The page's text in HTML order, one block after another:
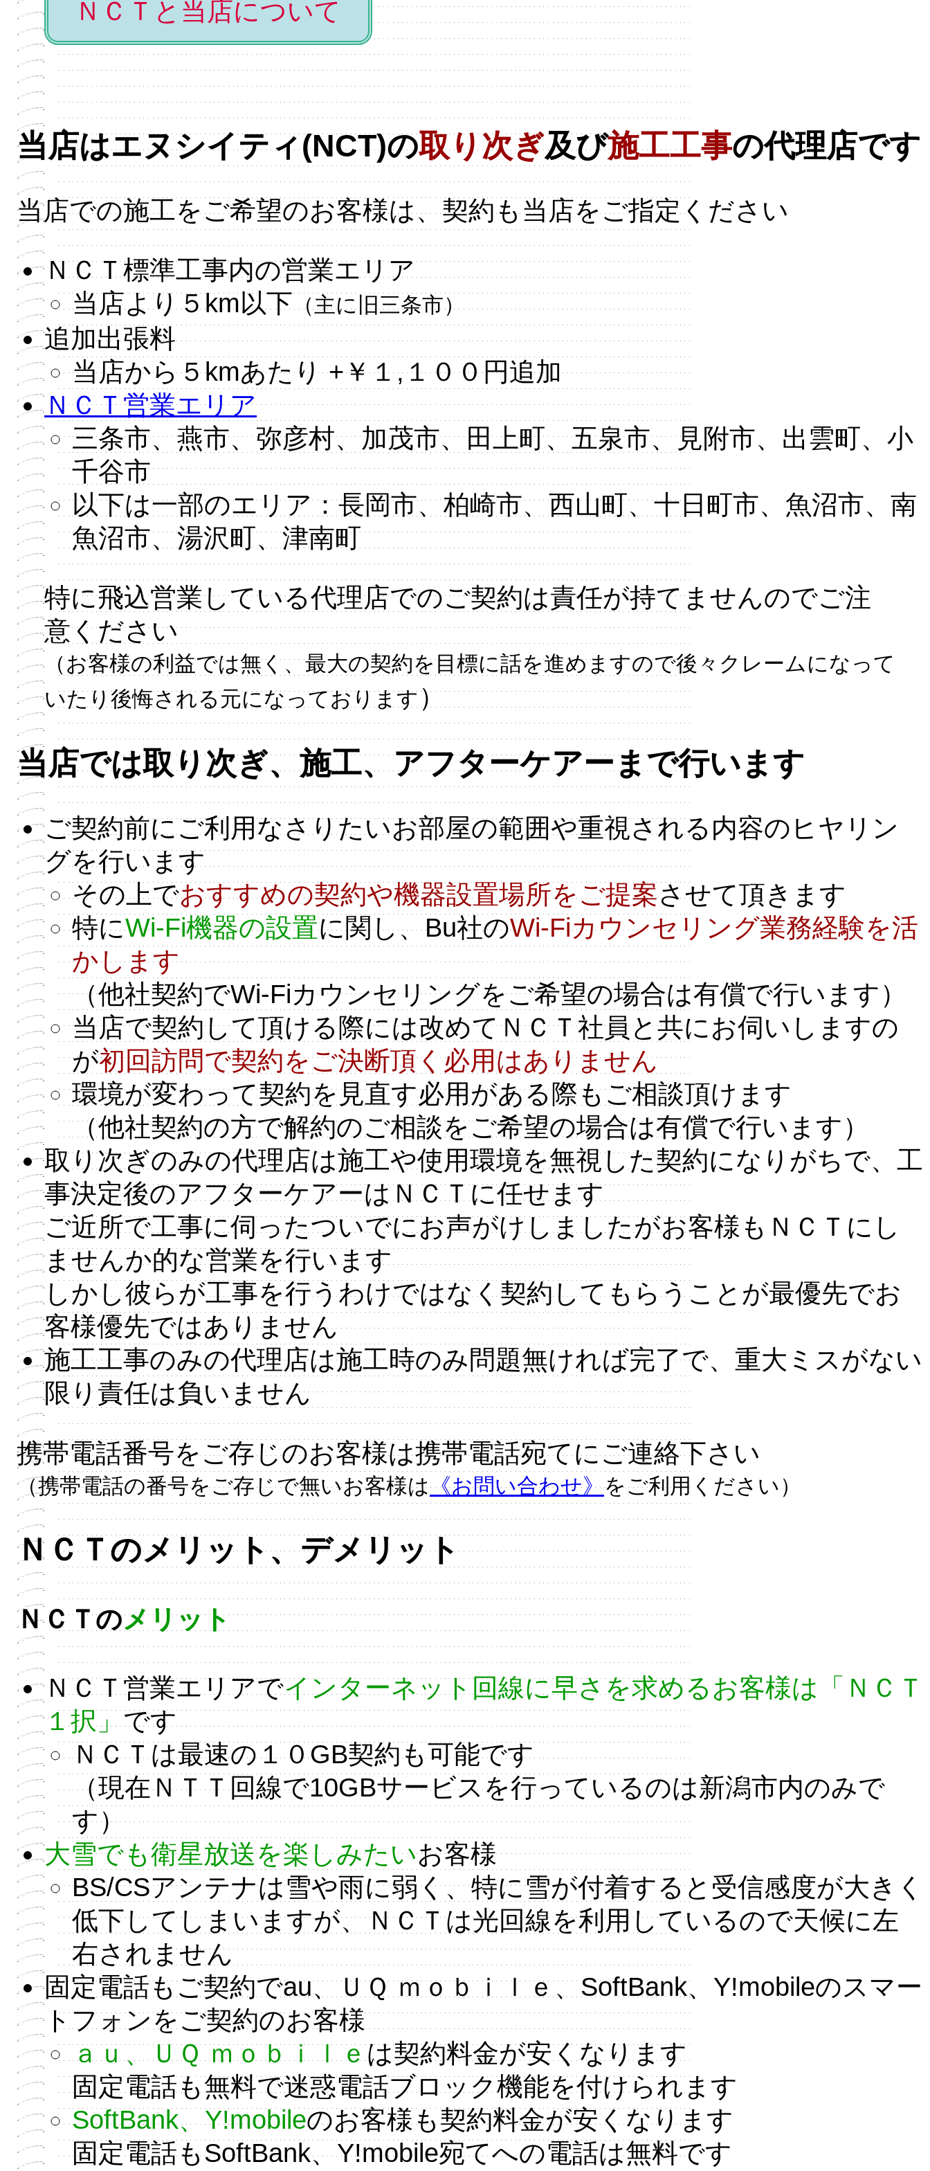
ＮＣＴと当店について
当店はエヌシイティ(NCT)の取り次ぎ及び施工工事の代理店です
当店での施工をご希望のお客様は、契約も当店をご指定ください
ＮＣＴ標準工事内の営業エリア
当店より５km以下（主に旧三条市）
追加出張料
当店から５kmあたり +￥１,１００円追加
ＮＣＴ営業エリア
三条市、燕市、弥彦村、加茂市、田上町、五泉市、見附市、出雲町、小
千谷市
以下は一部のエリア：長岡市、柏崎市、西山町、十日町市、魚沼市、南
魚沼市、湯沢町、津南町
特に飛込営業している代理店でのご契約は責任が持てませんのでご注
意ください
（お客様の利益では無く、最大の契約を目標に話を進めますので後々クレームになって
いたり後悔される元になっております）
当店では取り次ぎ、施工、アフターケアーまで行います
ご契約前にご利用なさりたいお部屋の範囲や重視される内容のヒヤリン
グを行います
その上でおすすめの契約や機器設置場所をご提案させて頂きます
特にWi-Fi機器の設置に関し、Bu社のWi-Fiカウンセリング業務経験を活
かします
（他社契約でWi-Fiカウンセリングをご希望の場合は有償で行います）
当店で契約して頂ける際には改めてＮＣＴ社員と共にお伺いしますの
が初回訪問で契約をご決断頂く必用はありません
環境が変わって契約を見直す必用がある際もご相談頂けます
（他社契約の方で解約のご相談をご希望の場合は有償で行います）
取り次ぎのみの代理店は施工や使用環境を無視した契約になりがちで、工
事決定後のアフターケアーはＮＣＴに任せます
ご近所で工事に伺ったついでにお声がけしましたがお客様もＮＣＴにし
ませんか的な営業を行います
しかし彼らが工事を行うわけではなく契約してもらうことが最優先でお
客様優先ではありません
施工工事のみの代理店は施工時のみ問題無ければ完了で、重大ミスがない
限り責任は負いません
携帯電話番号をご存じのお客様は携帯電話宛てにご連絡下さい
（携帯電話の番号をご存じで無いお客様は《お問い合わせ》をご利用ください）
ＮＣＴのメリット、デメリット
ＮＣＴのメリット
ＮＣＴ営業エリアでインターネット回線に早さを求めるお客様は「ＮＣＴ
１択」です
ＮＣＴは最速の１０GB契約も可能です
（現在ＮＴＴ回線で10GBサービスを行っているのは新潟市内のみで
す）
大雪でも衛星放送を楽しみたいお客様
BS/CSアンテナは雪や雨に弱く、特に雪が付着すると受信感度が大きく
低下してしまいますが、ＮＣＴは光回線を利用しているので天候に左
右されません
固定電話もご契約でau、ＵＱ ｍｏｂｉｌｅ、SoftBank、Y!mobileのスマー
トフォンをご契約のお客様
ａｕ、ＵＱ ｍｏｂｉｌｅは契約料金が安くなります
固定電話も無料で迷惑電話ブロック機能を付けられます
SoftBank、Y!mobileのお客様も契約料金が安くなります
固定電話もSoftBank、Y!mobile宛てへの電話は無料です